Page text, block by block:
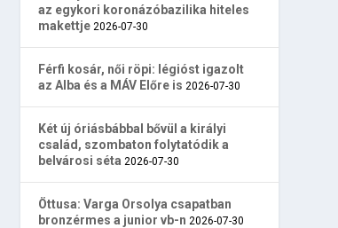
az egykori koronázóbazilika hiteles
makettje 2026-07-30
Férfi kosár, női röpi: légióst igazolt
az Alba és a MÁV Előre is 2026-07-30
Két új óriásbábbal bővül a királyi
család, szombaton folytatódik a
belvárosi séta 2026-07-30
Öttusa: Varga Orsolya csapatban
bronzérmes a junior vb-n 2026-07-30